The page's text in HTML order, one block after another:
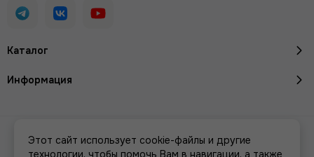
Каталог
Информация
2026 © Кружево и бельевая фурнитура IreyLace.Карта сайта
MOSK.STUDIO для платформы InSales
Этот сайт использует cookie-файлы и другие
технологии, чтобы помочь Вам в навигации, а также